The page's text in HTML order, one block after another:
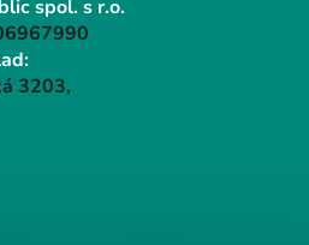
spol. s r.o.
3203,